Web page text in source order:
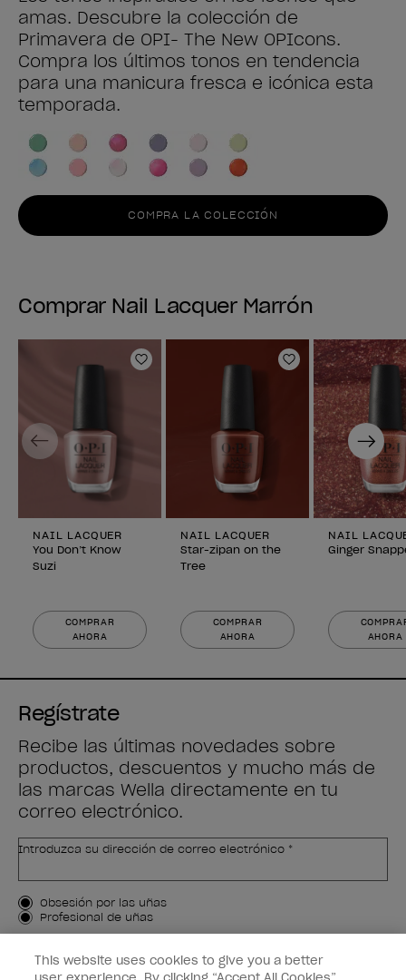
amas. Descubre la colección de
Primavera de OPI- The New OPIcons.
Compra los últimos tonos en tendencia
para una manicura fresca e icónica esta
temporada.
COMPRA LA COLECCIÓN
Comprar Nail Lacquer Marrón
Añadir a la lista de deseos
NAIL LACQUER
You Don’t Know
Suzi
COMPRAR
AHORA
Añadir a la
NAIL LACQUER
Star-zipan on the
Tree
COMPRAR
AHORA
NAIL
Ginger
AHORA
Previous Next
Regístrate
Recibe las últimas novedades sobre
productos, descuentos y mucho más de
las marcas Wella directamente en tu
correo electrónico.
Introduzca su dirección de correo electrónico *
Tipo de cliente
Obsesión por las uñas
Profesional de uñas
APÚNTAME
This website uses cookies to give you a better